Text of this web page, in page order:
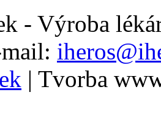
- Výroba
| Tvorba